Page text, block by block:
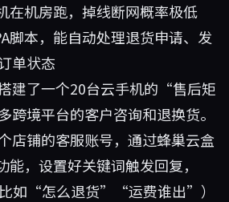
在机房跑，掉线断网概率极低
脚本，能自动处理退货申请、发
单状态
建了一个20台云手机的“售后矩
境平台的客户咨询和退换货。
店铺的客服账号，通过蜂巢云盒
能，设置好关键词触发回复，
如“怎么退货”“运费谁出”）